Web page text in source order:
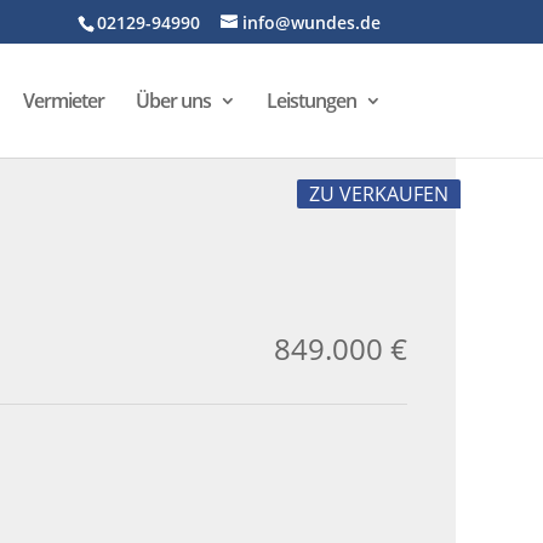
02129-94990 info@wundes.de
Vermieter Über uns Leistungen
ZU VERKAUFEN
849.000 €